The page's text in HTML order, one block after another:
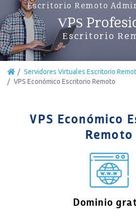
Escritorio Remoto
VPS
Escritorio
Servidores Virtuales Escritorio
VPS Económico Escritorio Remoto
VPS Económico
Remoto
Dominio